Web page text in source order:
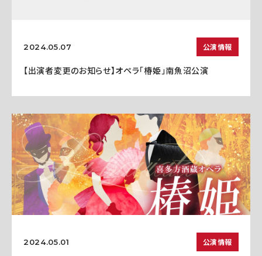
2024.05.07 公演情報
【出演者変更のお知らせ】オペラ「椿姫」南魚沼公演
2024.05.01 公演情報